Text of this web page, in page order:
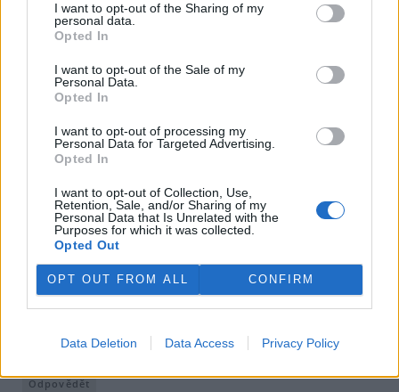
I want to opt-out of the Sharing of my
personal data.
Opted In
I want to opt-out of the Sale of my
Personal Data.
Opted In
I want to opt-out of processing my
Personal Data for Targeted Advertising.
Opted In
I want to opt-out of Collection, Use,
Retention, Sale, and/or Sharing of my
Personal Data that Is Unrelated with the
Purposes for which it was collected.
Opted Out
OPT OUT FROM ALL CONFIRM
Data Deletion Data Access Privacy Policy
Imarr Imarr
Čekal jsem, že paní poslankyně Jana Patková
vysvětlí, jak lišky chrání přírodu. Nota bene, když v
poslaneckém klubu má i dvě zelené kolegyně. Uplynul
Odpovědět
Tonda Selektoda 10.6.2026 07:03
Vaše kampaň, na podporu přemnožených lišek,
přírodě, zejména pak drobným živočichům, nijak
nepomůže. Naopak, neregulované přemnožení
chráněného predátora, lišky, vybíjí populace jím lovené
zvěře a ptáků, hnízdících na zemi. To vámi kritizované
norování je pouze způsob, jak ukrytou lišku vyhnat z její
nory na volné prostranství, aby proti ní mohl myslivec
myslivců, tedy přírodě jen škodíte!
Odpovědět